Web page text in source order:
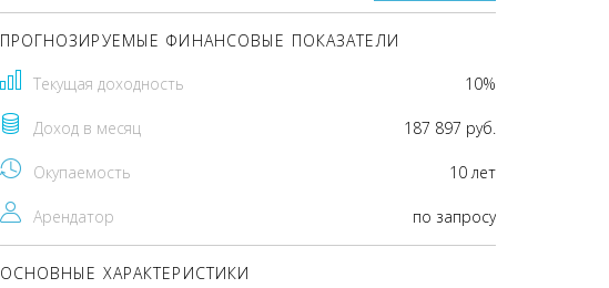
ПРОГНОЗИРУЕМЫЕ ФИНАНСОВЫЕ ПОКАЗАТЕЛИ
Текущая доходность 10%
Доход в месяц 187 897 руб.
Окупаемость 10 лет
Арендатор по запросу
ОСНОВНЫЕ ХАРАКТЕРИСТИКИ